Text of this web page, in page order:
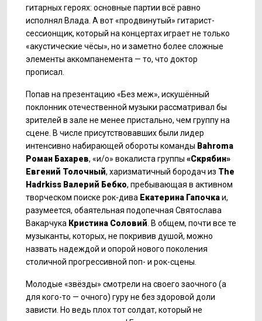
гитарных героях: основные партии всё равно
исполнял Влада. А вот «продвинутый» гитарист-
сессионщик, который на концертах играет не только
«акустические чёсы», но и заметно более сложные
элементы аккомпанемента — то, что доктор
прописал.
Попав на презентацию «Без меж», искушённый
поклонник отечественной музыки рассматривал бы
зрителей в зале не менее пристально, чем группу на
сцене. В числе присутствовавших были лидер
интенсивно набирающей обороты команды Bahroma
Роман Бахарев, «и/о» вокалиста группы «Скрябин»
Евгений Толочный, харизматичный бородач из The
Hadrkiss Валерий Бебко, пребывающая в активном
творческом поиске рок-дива Екатерина Гапочкаи,
разумеется, обаятельная подопечная Святослава
Вакарчука Кристина Соловий . В общем, почти все те
музыканты, которых, не покривив душой, можно
назвать надеждой и опорой нового поколения
столичной прогрессивной поп- и рок-сцены.
Молодые «звёзды» смотрели на своего заочного (а
для кого-то — очного) гуру не без здоровой доли
зависти. Но ведь плох тот солдат, который не